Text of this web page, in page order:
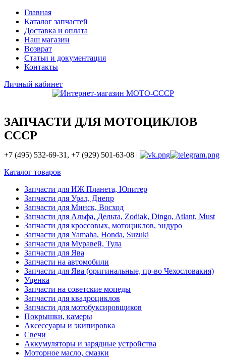
Главная
Каталог запчастей
Доставка и оплата
Наш магазин
Возврат
Статьи и документация
Контакты
Личный кабинет
ЗАПЧАСТИ ДЛЯ МОТОЦИКЛОВ
СССР
+7 (495) 532-69-31, +7 (929) 501-63-08 |
Каталог товаров
Запчасти для ИЖ Планета, Юпитер
Запчасти для Урал, Днепр
Запчасти для Минск, Восход
Запчасти для Альфа, Дельта, Zodiak, Dingo, Atlant, Must
Запчасти для кроссовых, мотоциклов, эндуро
Запчасти для Yamaha, Honda, Suzuki
Запчасти для Муравей, Тула
Запчасти для Ява
Запчасти на автомобили
Запчасти для Ява (оригинальные, пр-во Чехословакия)
Уценка
Запчасти на советские мопеды
Запчасти для квадроциклов
Запчасти для мотобуксировщиков
Покрышки, камеры
Аксессуары и экипировка
Свечи
Аккумуляторы и зарядные устройства
Моторное масло, смазки